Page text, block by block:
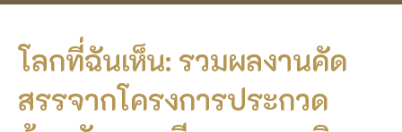
โลกที่ฉันเห็น: รวมผลงานคัด
สรรจากโครงการประกวด